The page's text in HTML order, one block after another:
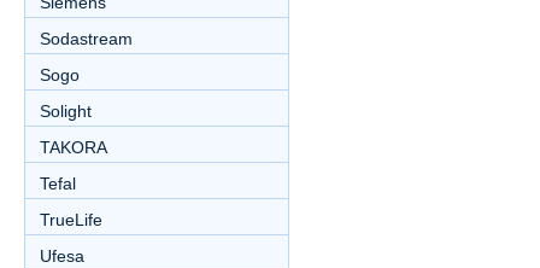
Sodastream
Sogo
Solight
TAKORA
Tefal
TrueLife
Ufesa